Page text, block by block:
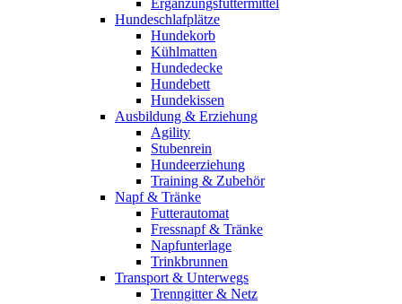
Ergänzungsfuttermittel
Hundeschlafplätze
Hundekorb
Kühlmatten
Hundedecke
Hundebett
Hundekissen
Ausbildung & Erziehung
Agility
Stubenrein
Hundeerziehung
Training & Zubehör
Napf & Tränke
Futterautomat
Fressnapf & Tränke
Napfunterlage
Trinkbrunnen
Transport & Unterwegs
Trenngitter & Netz